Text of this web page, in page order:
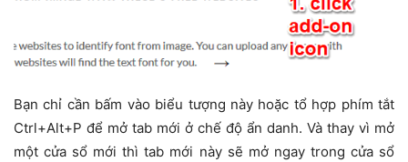
Bạn chỉ cần bấm vào biểu tượng này hoặc tổ hợp phím tắt
Ctrl+Alt+P để mở tab mới ở chế độ ẩn danh. Và thay vì mở
một cửa sổ mới thì tab mới này sẽ mở ngay trong cửa sổ